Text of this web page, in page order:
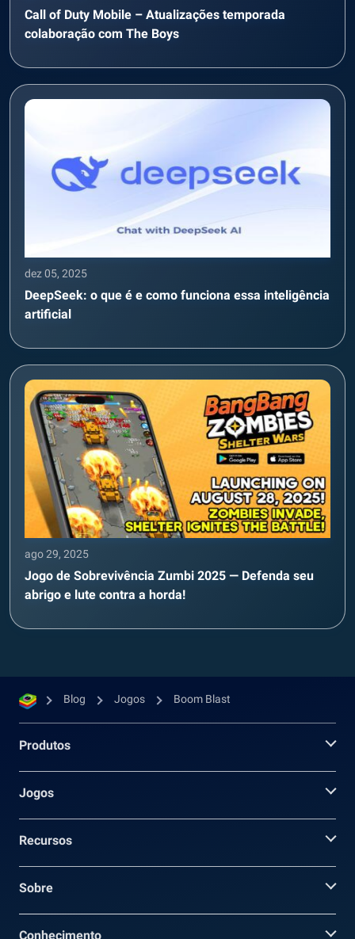
Call of Duty Mobile – Atualizações temporada
colaboração com The Boys
dez 05, 2025
DeepSeek: o que é e como funciona essa inteligência
artificial
ago 29, 2025
Jogo de Sobrevivência Zumbi 2025 — Defenda seu
abrigo e lute contra a horda!
Blog Jogos Boom Blast
Produtos
Jogos
Recursos
Sobre
Conhecimento